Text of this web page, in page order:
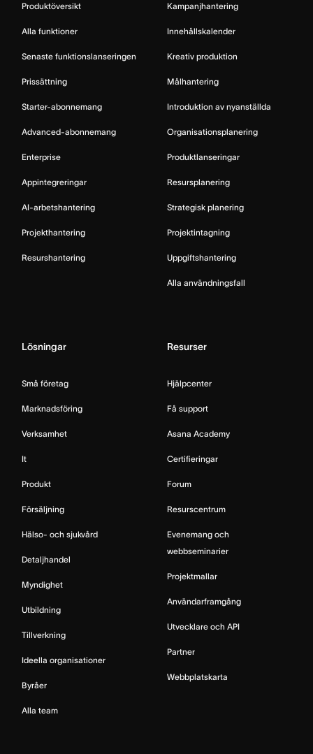
Produktöversikt
Alla funktioner
Senaste funktionslanseringen
Prissättning
Starter-abonnemang
Advanced-abonnemang
Enterprise
Appintegreringar
AI-arbetshantering
Projekthantering
Resurshantering
Kampanjhantering
Innehållskalender
Kreativ produktion
Målhantering
Introduktion av nyanställda
Organisationsplanering
Produktlanseringar
Resursplanering
Strategisk planering
Projektintagning
Uppgiftshantering
Alla användningsfall
Lösningar
Små företag
Marknadsföring
Verksamhet
It
Produkt
Försäljning
Hälso- och sjukvård
Detaljhandel
Myndighet
Utbildning
Tillverkning
Ideella organisationer
Byråer
Alla team
Resurser
Hjälpcenter
Få support
Asana Academy
Certifieringar
Forum
Resurscentrum
Evenemang och
webbseminarier
Projektmallar
Användarframgång
Utvecklare och API
Partner
Webbplatskarta